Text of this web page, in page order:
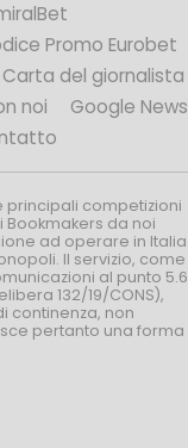
Promo Eurobet
Carta del giornalista
noi
Google News
principali competizioni
da noi
ad operare in Italia
Il servizio, come
al punto 5.6
132/19/CONS),
continenza, non
pertanto una forma